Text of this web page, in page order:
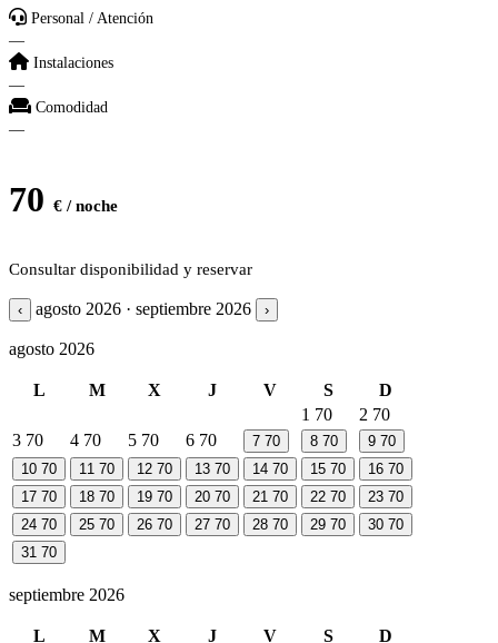
Personal / Atención
—
Instalaciones
—
Comodidad
—
70 € / noche
Consultar disponibilidad y reservar
‹ agosto 2026 · septiembre 2026 ›
agosto 2026
L M X J V S
D
1 70 2 70
3 70 4 70 5 70 6 70 7 70 8 70 9 70
10 70 11 70 12 70 13 70 14 70 15 70 16 70
17 70 18 70 19 70 20 70 21 70 22 70 23 70
24 70 25 70 26 70 27 70 28 70 29 70 30 70
31 70
septiembre 2026
L M X J V S D